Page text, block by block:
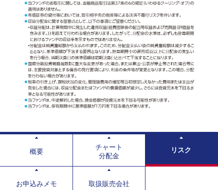
概要
チャート
分配金
リスク
お申込みメモ 取扱販売会社